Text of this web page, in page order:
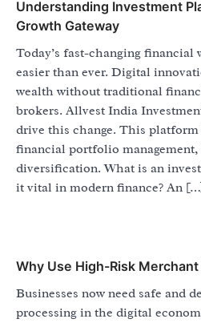
Understanding Investment
Growth Gateway
Today’s fast-changing financial
easier than ever. Digital
wealth without traditional
brokers. Allvest India
drive this change. This
financial portfolio management,
diversification. What is an
it vital in modern finance? An
Why Use High-Risk
Businesses now need safe and
processing in the digital